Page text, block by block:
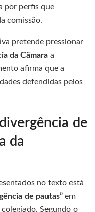
por perfis que
comissão.
pretende pressionar
da Câmara a
afirma que a
defendidas pelos
de
da
no texto está
de pautas” em
Segundo o